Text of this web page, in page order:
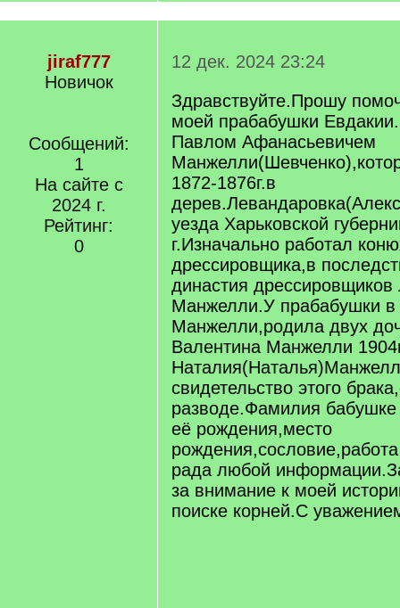
jiraf777
Новичок
Сообщений:
1
На сайте с
2024 г.
Рейтинг:
0
12 дек. 2024 23:24
Здравствуйте.Прошу
моей прабабушки
Павлом Афанасьевичем
1872-1876г.в
уезда Харьковской
г.Изначально работал
дрессировщика,в
династия
Манжелли.У прабабушки
Манжелли,родила двух
Валентина Манжелли
свидетельство этого
разводе.Фамилия
её рождения,место
рада любой
за внимание к моей
поиске корней.С